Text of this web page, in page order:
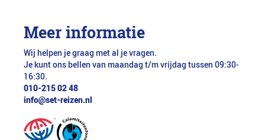
Meer informatie
Wij helpen je graag met al je vragen.
Je kunt ons bellen van maandag t/m vrijdag tussen 09:30-
16:30.
010-215 02 48
info@set-reizen.nl